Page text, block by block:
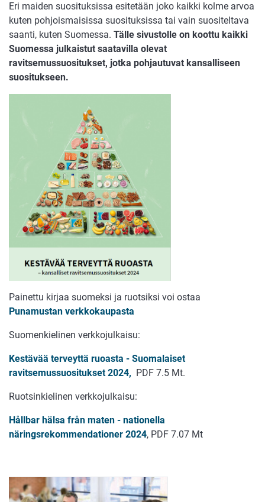
Eri maiden suosituksissa esitetään joko kaikki kolme arvoa
kuten pohjoismaisissa suosituksissa tai vain suositeltava
saanti, kuten Suomessa. Tälle sivustolle on koottu kaikki
Suomessa julkaistut saatavilla olevat
ravitsemussuositukset, jotka pohjautuvat kansalliseen
suositukseen.
Painettu kirjaa suomeksi ja ruotsiksi voi ostaa
Punamustan verkkokaupasta
Suomenkielinen verkkojulkaisu:
Kestävää terveyttä ruoasta - Suomalaiset
ravitsemussuositukset 2024, PDF 7.5 Mt.
Ruotsinkielinen verkkojulkaisu:
Hållbar hälsa från maten - nationella
näringsrekommendationer 2024, PDF 7.07 Mt